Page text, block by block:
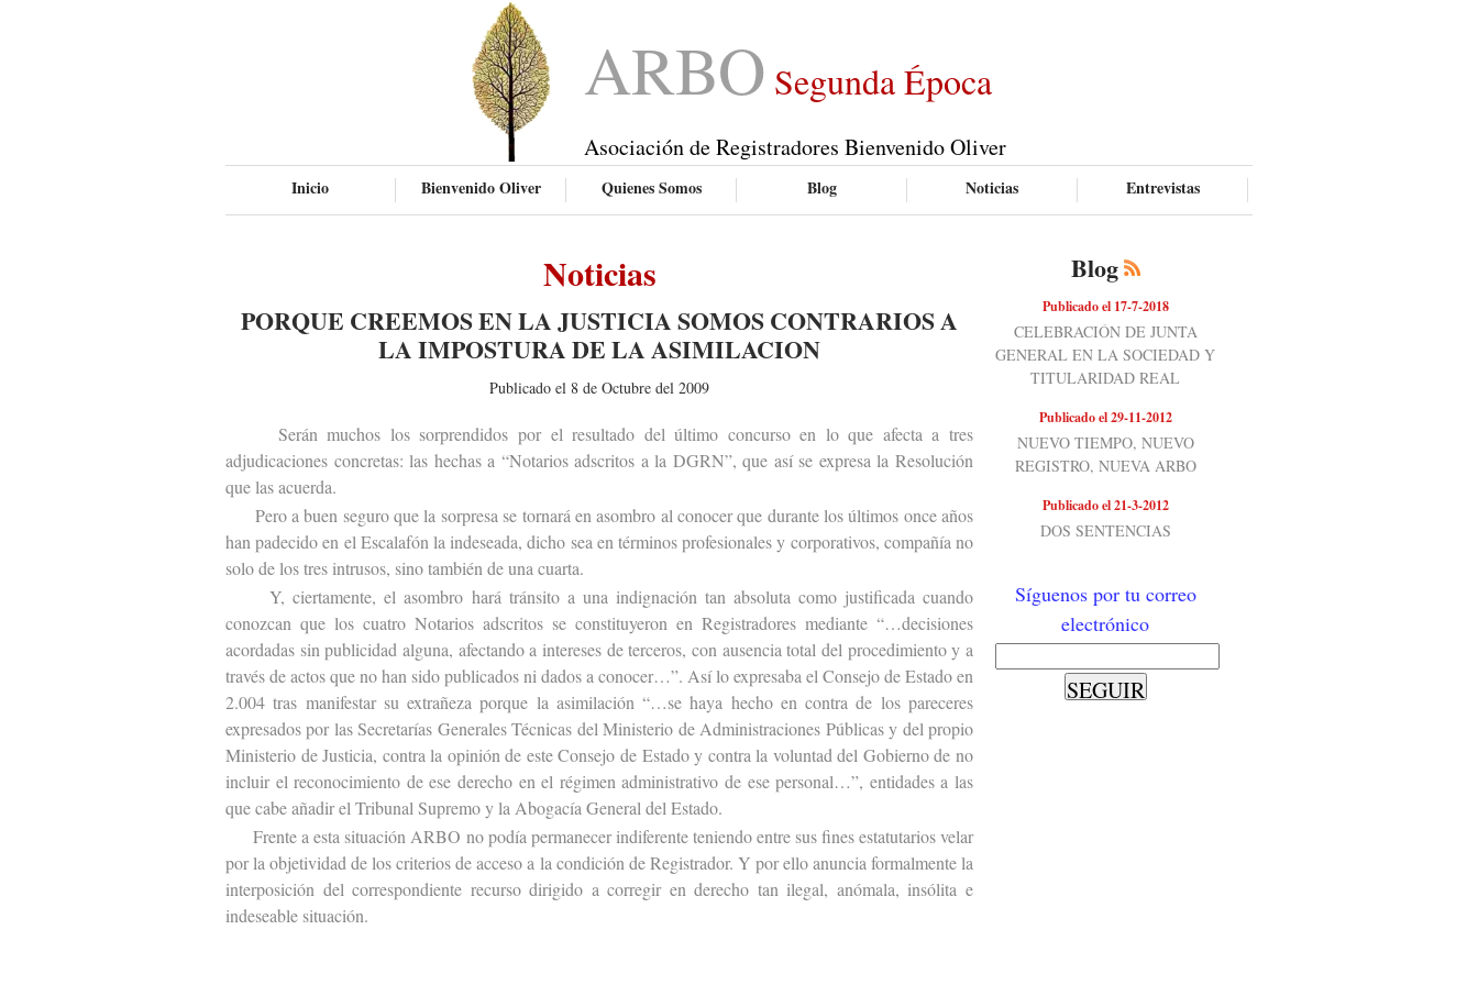
ARBO Segunda Época
Asociación de Registradores Bienvenido Oliver
Inicio Bienvenido Oliver Quienes Somos Blog Noticias Entrevistas
Noticias
PORQUE CREEMOS EN LA JUSTICIA SOMOS CONTRARIOS A
LA IMPOSTURA DE LA ASIMILACION
Publicado el 8 de Octubre del 2009
Serán muchos los sorprendidos por el resultado del último concurso en lo que afecta a tres
adjudicaciones concretas: las hechas a “Notarios adscritos a la DGRN”, que así se expresa la Resolución
que las acuerda.
Pero a buen seguro que la sorpresa se tornará en asombro al conocer que durante los últimos once años
han padecido en el Escalafón la indeseada, dicho sea en términos profesionales y corporativos, compañía no
solo de los tres intrusos, sino también de una cuarta.
Y, ciertamente, el asombro hará tránsito a una indignación tan absoluta como justificada cuando
conozcan que los cuatro Notarios adscritos se constituyeron en Registradores mediante “…decisiones
acordadas sin publicidad alguna, afectando a intereses de terceros, con ausencia total del procedimiento y a
través de actos que no han sido publicados ni dados a conocer…”. Así lo expresaba el Consejo de Estado en
2.004 tras manifestar su extrañeza porque la asimilación “…se haya hecho en contra de los pareceres
expresados por las Secretarías Generales Técnicas del Ministerio de Administraciones Públicas y del propio
Ministerio de Justicia, contra la opinión de este Consejo de Estado y contra la voluntad del Gobierno de no
incluir el reconocimiento de ese derecho en el régimen administrativo de ese personal…”, entidades a las
que cabe añadir el Tribunal Supremo y la Abogacía General del Estado.
Frente a esta situación ARBO no podía permanecer indiferente teniendo entre sus fines estatutarios velar
por la objetividad de los criterios de acceso a la condición de Registrador. Y por ello anuncia formalmente la
interposición del correspondiente recurso dirigido a corregir en derecho tan ilegal, anómala, insólita e
indeseable situación.
Blog
Publicado el 17-7-2018
CELEBRACIÓN DE JUNTA
GENERAL EN LA SOCIEDAD Y
TITULARIDAD REAL
Publicado el 29-11-2012
NUEVO TIEMPO, NUEVO
REGISTRO, NUEVA ARBO
Publicado el 21-3-2012
DOS SENTENCIAS
Síguenos por tu correo
electrónico